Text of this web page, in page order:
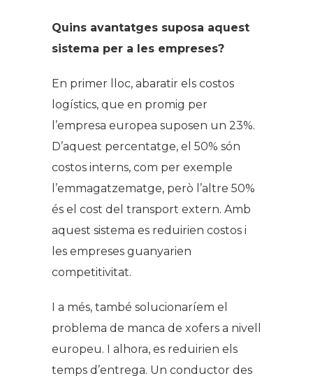
Quins avantatges suposa aquest
sistema per a les empreses?
En primer lloc, abaratir els costos
logístics, que en promig per
l’empresa europea suposen un 23%.
D’aquest percentatge, el 50% són
costos interns, com per exemple
l’emmagatzematge, però l’altre 50%
és el cost del transport extern. Amb
aquest sistema es reduirien costos i
les empreses guanyarien
competitivitat.
I a més, també solucionaríem el
problema de manca de xofers a nivell
europeu. I alhora, es reduirien els
temps d’entrega. Un conductor des